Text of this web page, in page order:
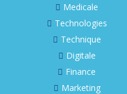
Medicale
Technologies
Technique
Digitale
Finance
Marketing